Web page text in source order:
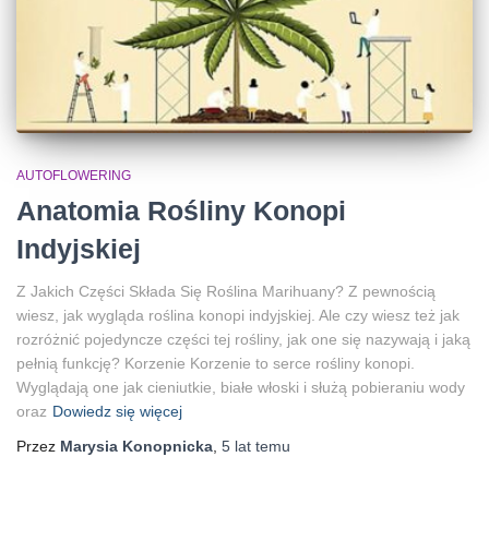
AUTOFLOWERING
Anatomia Rośliny Konopi
Indyjskiej
Z Jakich Części Składa Się Roślina Marihuany? Z pewnością
wiesz, jak wygląda roślina konopi indyjskiej. Ale czy wiesz też jak
rozróżnić pojedyncze części tej rośliny, jak one się nazywają i jaką
pełnią funkcję? Korzenie Korzenie to serce rośliny konopi.
Wyglądają one jak cieniutkie, białe włoski i służą pobieraniu wody
oraz Dowiedz się więcej
Przez Marysia Konopnicka 5 lat temu